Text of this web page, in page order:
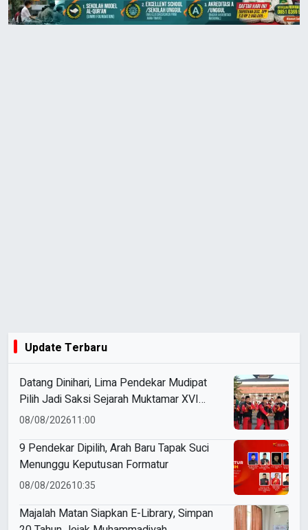
Update Terbaru
Datang Dinihari, Lima Pendekar Mudipat
Pilih Jadi Saksi Sejarah Muktamar XVI
Tapak Suci
08/08/202611:00
9 Pendekar Dipilih, Arah Baru Tapak Suci
Menunggu Keputusan Formatur
08/08/202610:35
Majalah Matan Siapkan E-Library, Simpan